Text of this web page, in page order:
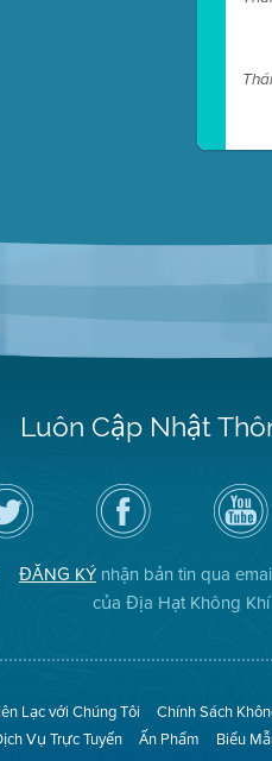
Luôn Cập Nhật
Hãy
theo
dõi
Địa
Không
Truy
cập
Trang
Facebook
Địa
Hạt
Kênh
của
Địa
ĐĂNG KÝnhận bản tin qua
của Địa Hạt Không Khí
Lạc với Chúng Tôi Chính Sách
Vụ Trực Tuyến Ấn Phẩm Biểu